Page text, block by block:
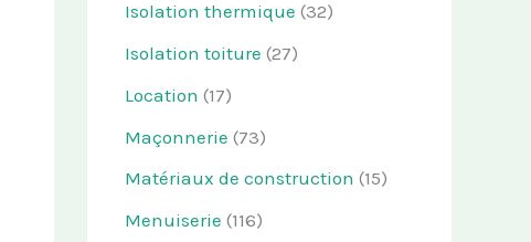
Isolation thermique (32)
Isolation toiture (27)
Location (17)
Maçonnerie (73)
Matériaux de construction (15)
Menuiserie (116)